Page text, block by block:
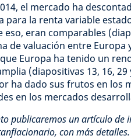
el mercado ha
para la renta variable
eso, eran comparables
de valuación entre Europa
Europa ha tenido un
(diapositivas 13, 16, 29
ha dado sus frutos en los
en los mercados
publicaremos un artículo de
con más detalles.